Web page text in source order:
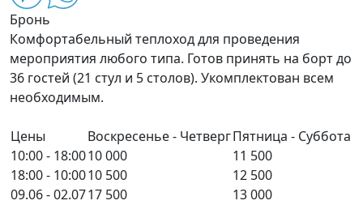
Бронь
Комфортабельный теплоход для проведения
мероприятия любого типа. Готов принять на борт до
36 гостей (21 стул и 5 столов). Укомплектован всем
необходимым.
Цены Воскресенье - ЧетвергПятница - Суббота
10:00 - 18:0010 000
11 500
18:00 - 10:0010 500
12 500
09.06 - 02.0717 500 13 000